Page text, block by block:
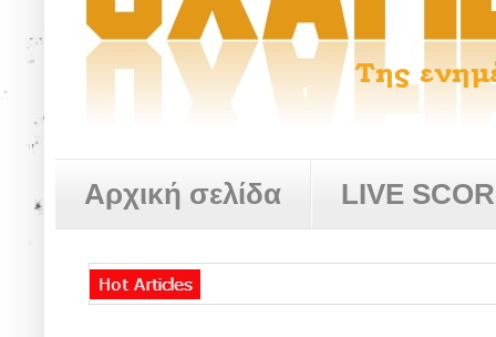
Αρχική σελίδα LIVE